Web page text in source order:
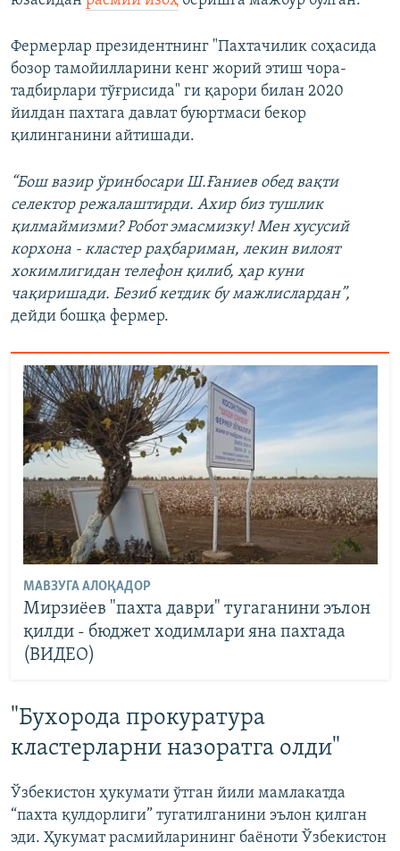
Фермерлар президентнинг "Пахтачилик соҳасида
бозор тамойилларини кенг жорий этиш чора-
тадбирлари тўғрисида" ги қарори билан 2020
йилдан пахтага давлат буюртмаси бекор
қилинганини айтишади.
“Бош вазир ўринбосари Ш.Ғаниев обед вақти
селектор режалаштирди. Ахир биз тушлик
қилмаймизми? Робот эмасмизку! Мен хусусий
корхона - кластер раҳбариман, лекин вилоят
хокимлигидан телефон қилиб, ҳар куни
чақиришади. Безиб кетдик бу мажлислардан”,
дейди бошқа фермер.
МАВЗУГА АЛОҚАДОР
Мирзиёев "пахта даври" тугаганини эълон
қилди - бюджет ходимлари яна пахтада
(ВИДЕО)
"Бухорода прокуратура
кластерларни назоратга олди"
Ўзбекистон ҳукумати ўтган йили мамлакатда
“пахта қулдорлиги” тугатилганини эълон қилган
эди. Ҳукумат расмийларининг баёноти Ўзбекистон